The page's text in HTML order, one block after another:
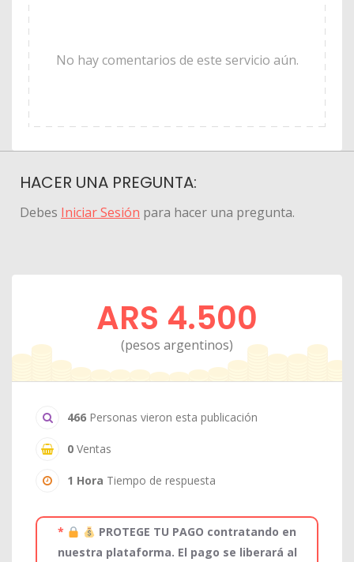
No hay comentarios de este servicio aún.
HACER UNA PREGUNTA:
Debes Iniciar Sesión para hacer una pregunta.
ARS 4.500
(pesos argentinos)
466 Personas vieron esta publicación
0 Ventas
1 Hora Tiempo de respuesta
*
PROTEGE TU PAGO contratando en
nuestra plataforma. El pago se liberará al